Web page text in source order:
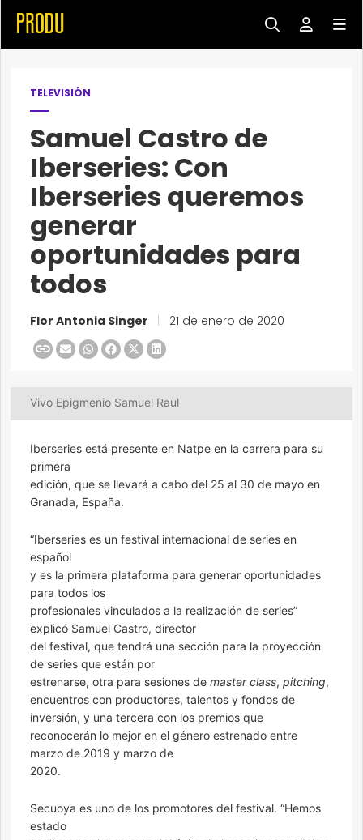
TELEVISIÓN
Samuel Castro de
Iberseries: Con
Iberseries queremos
generar
oportunidades para
todos
Flor Antonia Singer 21 de enero de 2020
Vivo Epigmenio Samuel Raul
Iberseries está presente en Natpe en la carrera para su
primera
edición, que se llevará a cabo del 25 al 30 de mayo en
Granada, España.
“Iberseries es un festival internacional de series en
español
y es la primera plataforma para generar oportunidades
para todos los
profesionales vinculados a la realización de series”
explicó Samuel Castro, director
del festival, que tendrá una sección para la proyección
de series que están por
estrenarse, otra para sesiones de master class, pitching,
encuentros con productores, talentos y fondos de
inversión, y una tercera con los premios que
reconocerán lo mejor en el género estrenado entre
marzo de 2019 y marzo de
2020.
Secuoya es uno de los promotores del festival. “Hemos
estado